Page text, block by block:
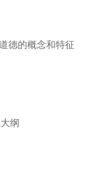
德的概念和特征
纲